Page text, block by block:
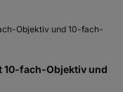
10-fach-Objektiv und